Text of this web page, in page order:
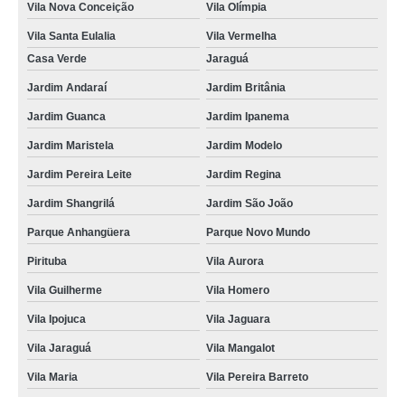
Vila Nova Conceição Vila Olímpia
Vila Santa Eulalia
Vila Vermelha
Casa Verde
Jaraguá
Jardim Andaraí Jardim Britânia
Jardim Guanca Jardim Ipanema
Jardim Maristela Jardim Modelo
Jardim Pereira Leite Jardim Regina
Jardim Shangrilá Jardim São João
Parque Anhangüera Parque Novo Mundo
Pirituba Vila Aurora
Vila Guilherme Vila Homero
Vila Ipojuca Vila Jaguara
Vila Jaraguá Vila Mangalot
Vila Maria Vila Pereira Barreto